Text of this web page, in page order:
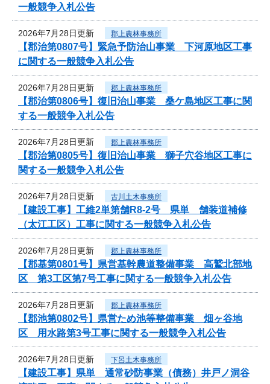
一般競争入札公告
2026年7月28日更新 郡上農林事務所
【郡治第0807号】緊急予防治山事業 下河原地区工事
に関する一般競争入札公告
2026年7月28日更新 郡上農林事務所
【郡治第0806号】復旧治山事業 桑ケ島地区工事に関
する一般競争入札公告
2026年7月28日更新 郡上農林事務所
【郡治第0805号】復旧治山事業 獅子穴谷地区工事に
関する一般競争入札公告
2026年7月28日更新 古川土木事務所
【建設工事】工維2単第舗R8-2号 県単 舗装道補修
（太江工区）工事に関する一般競争入札公告
2026年7月28日更新 郡上農林事務所
【郡基第0801号】県営基幹農道整備事業 高鷲北部地
区 第3工区第7号工事に関する一般競争入札公告
2026年7月28日更新 郡上農林事務所
【郡池第0802号】県営ため池等整備事業 畑ヶ谷地
区 用水路第3号工事に関する一般競争入札公告
2026年7月28日更新 下呂土木事務所
【建設工事】県単 通常砂防事業（債務）井戸ノ洞谷